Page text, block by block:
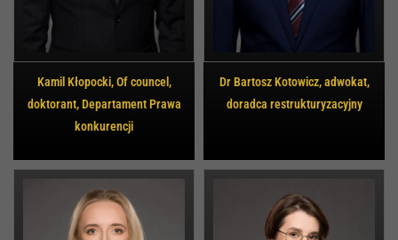
Kamil Kłopocki, Of councel,
doktorant, Departament Prawa
konkurencji
Dr Bartosz Kotowicz, adwokat,
doradca restrukturyzacyjny